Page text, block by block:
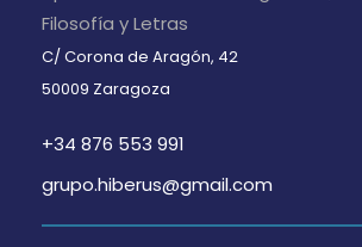
i
s
t
a
n
t
o
t
o
s
Filosofía y Letras
C/ Corona de Aragón, 42
50009 Zaragoza
+34 876 553 991
grupo.hiberus@gmail.com